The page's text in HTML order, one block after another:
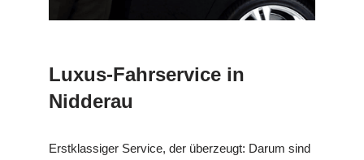
Luxus-Fahrservice in
Nidderau
Erstklassiger Service, der überzeugt: Darum sind